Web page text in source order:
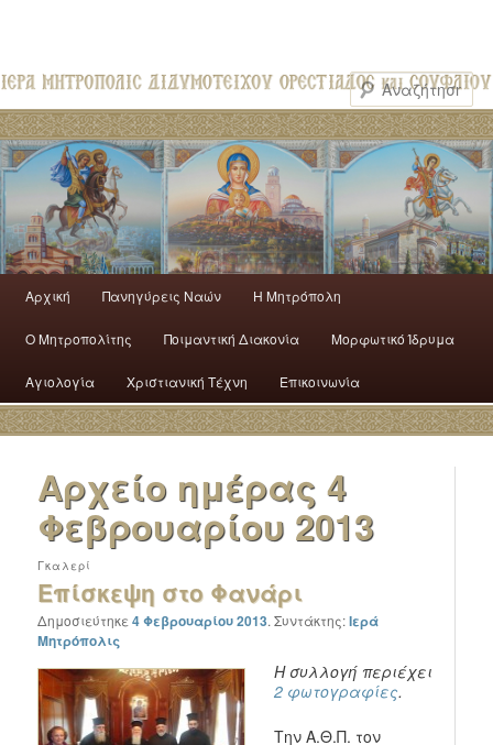
Αρχική Πανηγύρεις Ναών H Mητρόπολη
Ο Mητροπολίτης Ποιμαντική Διακονία Μορφωτικό Ίδρυμα
Αγιολογία Χριστιανική Τέχνη Επικοινωνία
Αρχείο ημέρας4
Φεβρουαρίου 2013
Επίσκεψη στο Φανάρι
Γκαλερί
Δημοσιεύτηκε4 Φεβρουαρίου 2013.Συντάκτης:Ιερά
Μητρόπολις
Η συλλογή περιέχει
2 φωτογραφίες.
Την Α.Θ.Π. τον